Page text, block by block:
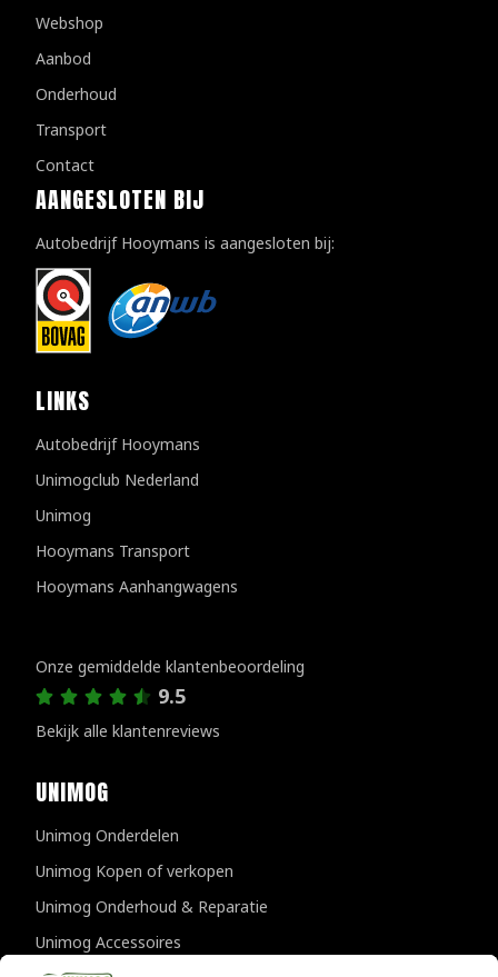
Webshop
Aanbod
Onderhoud
Transport
Contact
AANGESLOTEN BIJ
Autobedrijf Hooymans is aangesloten bij:
LINKS
Autobedrijf Hooymans
Unimogclub Nederland
Unimog
Hooymans Transport
Hooymans Aanhangwagens
Onze gemiddelde klantenbeoordeling
9.5
Bekijk alle klantenreviews
UNIMOG
Unimog Onderdelen
Unimog Kopen of verkopen
Unimog Onderhoud & Reparatie
Unimog Accessoires